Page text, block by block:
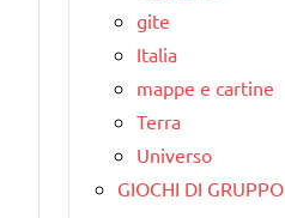
gite
Italia
mappe e cartine
Terra
Universo
GIOCHI DI GRUPPO